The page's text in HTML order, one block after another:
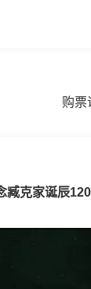
购票
克家诞辰120